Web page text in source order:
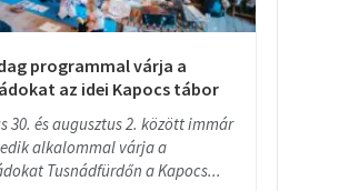
programmal várja a
az idei Kapocs tábor
30. és augusztus 2. között immár
alkalommal várja a
Tusnádfürdőn a Kapocs...